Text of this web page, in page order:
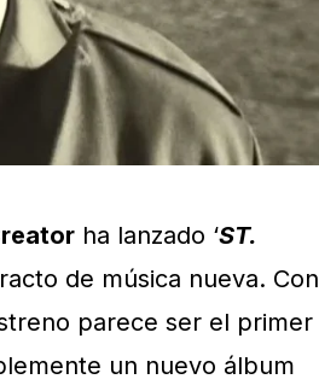
ha lanzado ‘ST.
de música nueva. Con
parece ser el primer
un nuevo álbum